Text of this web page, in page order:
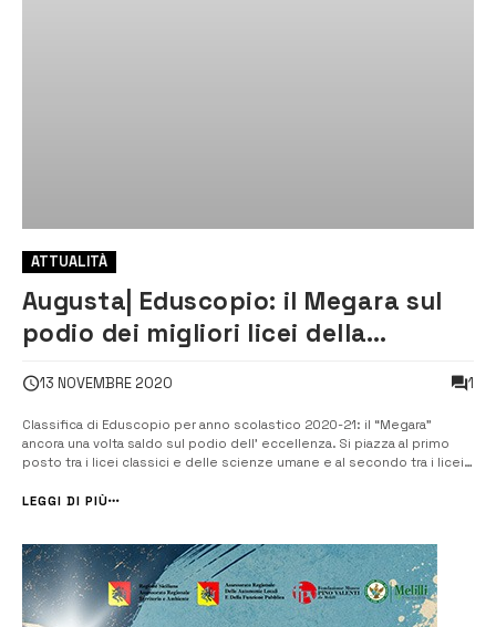
ATTUALITÀ
Augusta| Eduscopio: il Megara sul
podio dei migliori licei della
13 NOVEMBRE 2020 1
Classifica di Eduscopio per anno scolastico 2020-21: il “Megara”
ancora una volta saldo sul podio dell’ eccellenza. Si piazza al primo
posto tra i licei classici e delle scienze umane e al secondo tra i licei
si classifica come una dei migliori licei della provincia [&he...
LEGGI DI PIÙ